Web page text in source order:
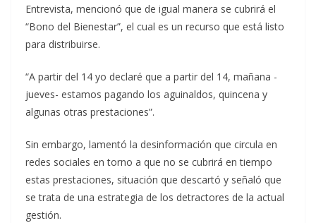
Entrevista, mencionó que de igual manera se cubrirá el
“Bono del Bienestar”, el cual es un recurso que está listo
para distribuirse.
“A partir del 14 yo declaré que a partir del 14, mañana -
jueves- estamos pagando los aguinaldos, quincena y
algunas otras prestaciones”.
Sin embargo, lamentó la desinformación que circula en
redes sociales en torno a que no se cubrirá en tiempo
estas prestaciones, situación que descartó y señaló que
se trata de una estrategia de los detractores de la actual
gestión.